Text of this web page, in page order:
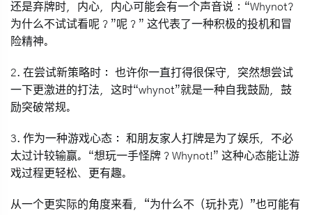
还是弃牌时，内心，内心可能会有一个声音说：“Whynot?
为什么不试试看呢？”呢？” 这代表了一种积极的投机和冒
险精神。
2. 在尝试新策略时：
也许你一直打得很保守，突然想尝试
一下更激进的打法，这时“whynot”就是一种自我鼓励，鼓
励突破常规。
3. 作为一种游戏心态：
和朋友家人打牌是为了娱乐，不必
太过计较输赢。“想玩一手怪牌？Whynot!” 这种心态能让游
戏过程更轻松、更有趣。
从一个更实际的角度来看， “为什么不（玩扑克）”也可能有